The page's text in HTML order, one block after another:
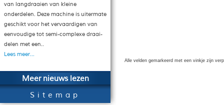
van langdraaien van kleine
onderdelen. Deze machine is uitermate
geschikt voor het vervaardigen van
eenvoudige tot semi-complexe draai-
delen met een..
Lees meer...
Meer nieuws lezen
Sitemap
Alle velden gemarkeerd met een vinkje zijn